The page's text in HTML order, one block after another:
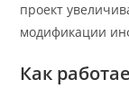
проект
модификации
Как